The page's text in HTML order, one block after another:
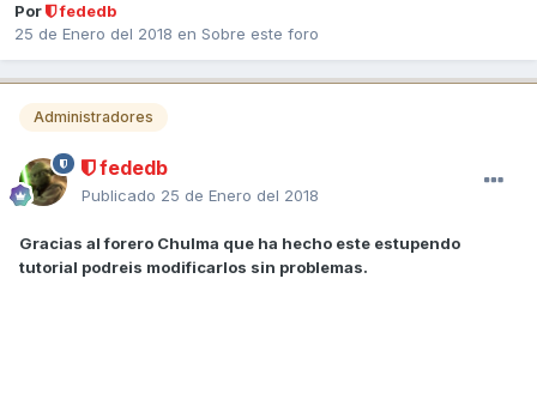
Por
fededb
25 de Enero del 2018 en Sobre este foro
Administradores
fededb
Publicado 25 de Enero del 2018
Gracias al forero Chulma que ha hecho este estupendo
tutorial podreis modificarlos sin problemas.